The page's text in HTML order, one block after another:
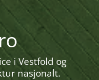
i Vestfold og
nasjonalt.